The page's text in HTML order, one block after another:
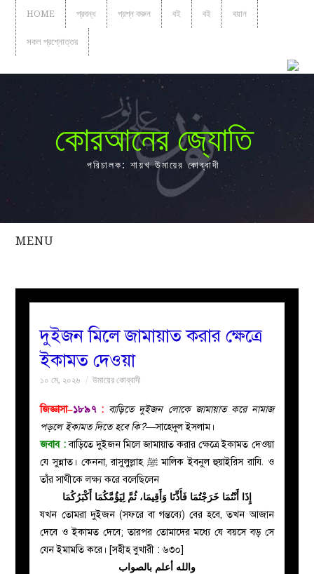
HOME প্রবন্ধ প্রশ্ন করুন বই বই বয়ান
সকল প্রশ্নোত্তর
কোরআনের জ্যোতি
পরিচালক: শায়খ উমায়ের কোব্বাদী
MENU
সকল
বয়ান
নারীদের
দুইজন মিলে জামায়াত করার ক্ষেত্রে
ইকামত দেওয়া
১০ মে, ২০২৬ উমায়ের কোব্বাদী
জিজ্ঞাসা–১৮৯৭ : বাড়িতে দুইজন লোকে জামায়াত করে নামাজ
পড়লে ইকামত দিতে হবে কি?—সাহেদুল ইসলাম।
জবাব : বাড়িতে দুইজন মিলে জামায়াত করার ক্ষেত্রে ইকামত দেওয়া
যে সুন্নাত। কেননা,রাসুলুল্লাহ ﷺ মালিক ইবনুল হুয়াইরিস রাযি. ও
তাঁর সাথীকে লক্ষ্য করে বলেছিলেন
إِذَا أَنْتُمَا خَرَجْتُمَا فَأَذِّنَا وَأَقِيمَا، ثُمَّ لِيَؤُمَّكُمَا أَكْبَرُكُمَا
যখন তোমরা দুইজন (সফরে বা গন্তব্যে) বের হবে, তখন আজান
দেবে ও ইকামত দেবে; তারপর তোমাদের মধ্যে যে বয়সে বড় সে
যেন ইমামতি করে। [সহীহ বুখারী : ৬৩০]
والله أعلم بالصواب